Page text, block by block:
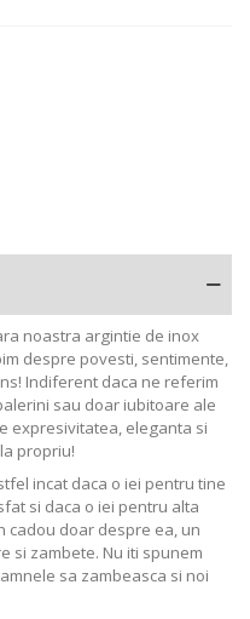
noastra argintie de inox
despre povesti, sentimente,
Indiferent daca ne referim
sau doar iubitoare ale
expresivitatea, eleganta si
propriu!
incat daca o iei pentru tine
si daca o iei pentru alta
cadou doar despre ea, un
si zambete. Nu iti spunem
sa zambeasca si noi